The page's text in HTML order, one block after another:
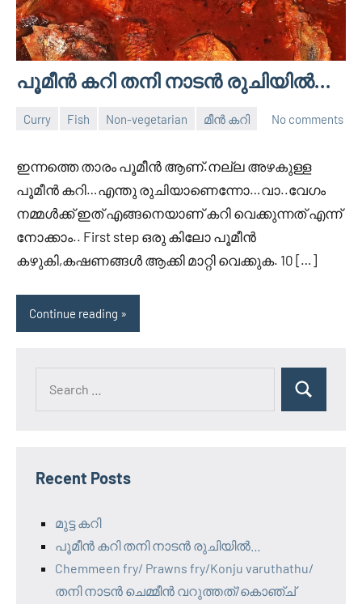
പൂമീൻ കറി തനി നാടൻ രുചിയിൽ…
Curry Fish Non-vegetarian മീൻ കറി
2026
No comments
ഇന്നത്തെ താരം പൂമീൻ ആണ്.നല്ല അഴകുള്ള
പൂമീൻ കറി…എന്തു രുചിയാണെന്നോ…വാ..വേഗം
നമ്മൾക്ക് ഇത് എങ്ങനെയാണ് കറി വെക്കുന്നത് എന്ന്
നോക്കാം.. First step ഒരു കിലോ പൂമീൻ
കഴുകി,കഷണങ്ങൾ ആക്കി മാറ്റി വെക്കുക. 10 […]
Continue reading
Search
Recent Posts
മുട്ട കറി
പൂമീൻ കറി തനി നാടൻ രുചിയിൽ…
Chemmeen fry/ Prawns fry/Konju varuthathu/
തനി നാടൻ ചെമ്മീൻ വറുത്തത്/കൊഞ്ച്